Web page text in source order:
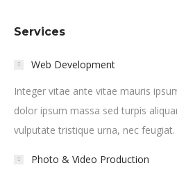
Services
Web Development
Integer vitae ante vitae mauris
dolor ipsum massa sed turpis
vulputate tristique urna, nec feugiat.
Photo & Video Production